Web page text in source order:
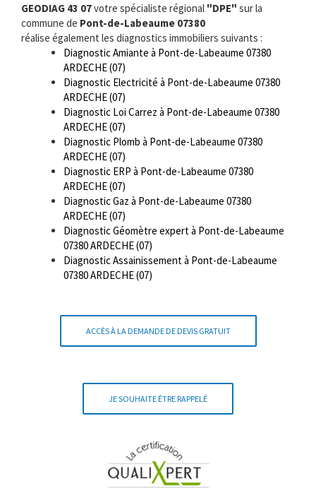
GEODIAG 43 07votre spécialiste régional "DPE" sur la
commune de Pont-de-Labeaume 07380
réalise également les diagnostics immobiliers suivants :
Diagnostic Amiante à Pont-de-Labeaume 07380
ARDECHE (07)
Diagnostic Electricité à Pont-de-Labeaume 07380
ARDECHE (07)
Diagnostic Loi Carrez à Pont-de-Labeaume 07380
ARDECHE (07)
Diagnostic Plomb à Pont-de-Labeaume 07380
ARDECHE (07)
Diagnostic ERP à Pont-de-Labeaume 07380
ARDECHE (07)
Diagnostic Gaz à Pont-de-Labeaume 07380
ARDECHE (07)
Diagnostic Géomètre expert à Pont-de-Labeaume
07380 ARDECHE (07)
Diagnostic Assainissement à Pont-de-Labeaume
07380 ARDECHE (07)
ACCÈS À LA DEMANDE DE DEVIS GRATUIT
JE SOUHAITE ÊTRE RAPPELÉ